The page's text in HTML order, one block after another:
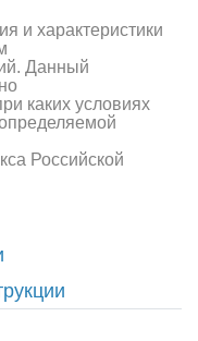
и характеристики
Данный
каких условиях
Российской